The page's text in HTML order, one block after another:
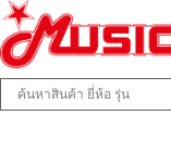
Music
ศูนย์รวมครื่องดนตรี